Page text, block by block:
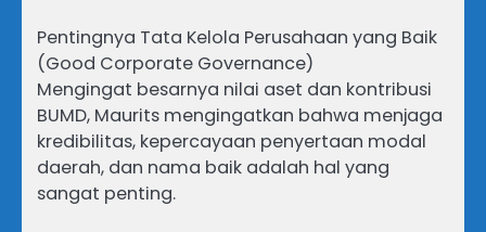
Pentingnya Tata Kelola Perusahaan yang Baik
(Good Corporate Governance)
Mengingat besarnya nilai aset dan kontribusi
BUMD, Maurits mengingatkan bahwa menjaga
kredibilitas, kepercayaan penyertaan modal
daerah, dan nama baik adalah hal yang
sangat penting.